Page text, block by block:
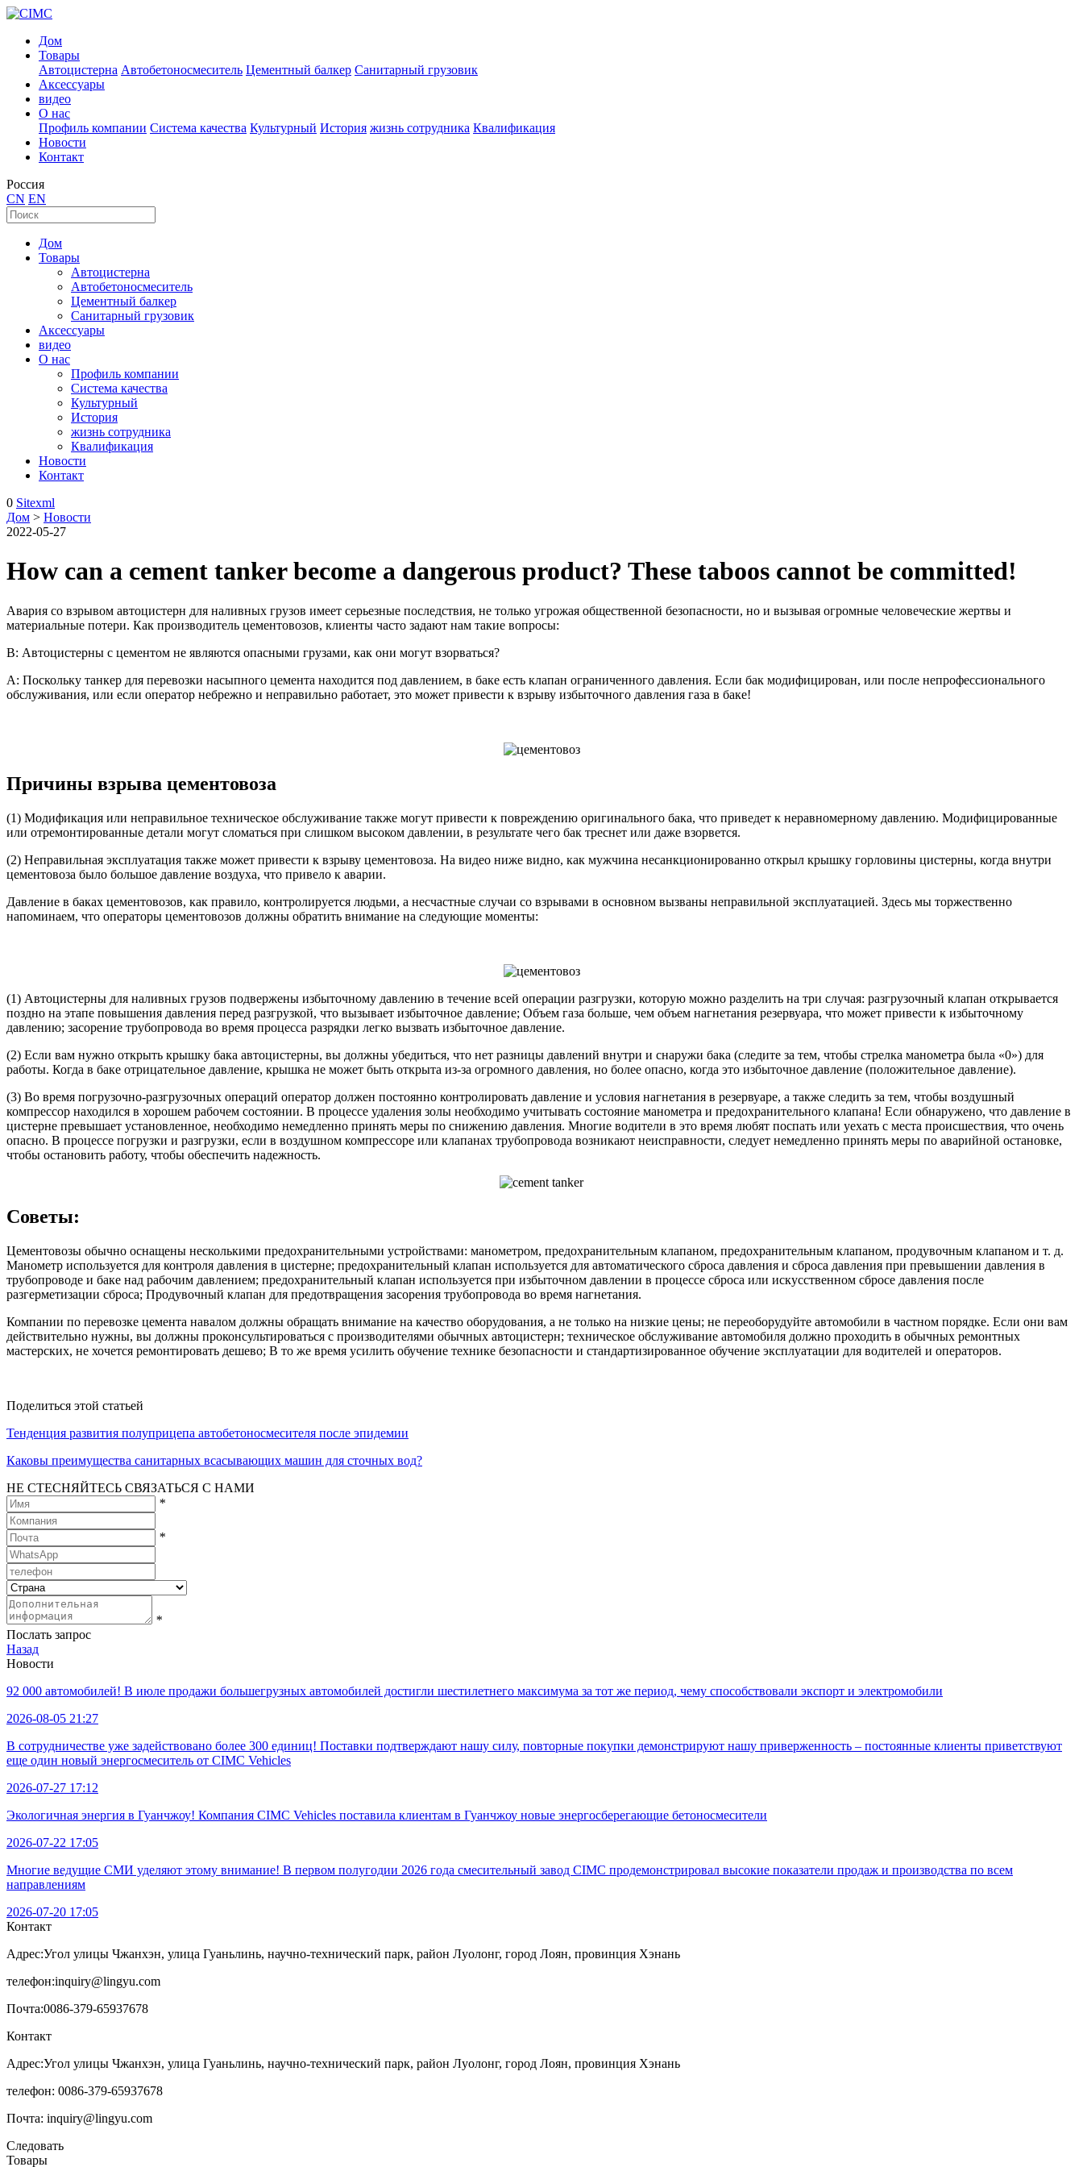
Дом
Товары
Автоцистерна Автобетоносмеситель Цементный балкер Санитарный грузовик
Аксессуары
видео
О нас
Профиль компании Система качества Культурный История жизнь сотрудника Квалификация
Новости
Контакт
Россия
CN EN
Дом
Товары
Автоцистерна
Автобетоносмеситель
Цементный балкер
Санитарный грузовик
Аксессуары
видео
О нас
Профиль компании
Система качества
Культурный
История
жизнь сотрудника
Квалификация
Новости
Контакт
0 Sitexml
Дом > Новости
2022-05-27
How can a cement tanker become a dangerous product? These taboos cannot be committed!
Авария со взрывом автоцистерн для наливных грузов имеет серьезные последствия, не только угрожая общественной безопасности, но и вызывая огромные человеческие жертвы и
материальные потери. Как производитель цементовозов, клиенты часто задают нам такие вопросы:
В: Автоцистерны с цементом не являются опасными грузами, как они могут взорваться?
A: Поскольку танкер для перевозки насыпного цемента находится под давлением, в баке есть клапан ограниченного давления. Если бак модифицирован, или после непрофессионального
обслуживания, или если оператор небрежно и неправильно работает, это может привести к взрыву избыточного давления газа в баке!
Причины взрыва цементовоза
(1) Модификация или неправильное техническое обслуживание также могут привести к повреждению оригинального бака, что приведет к неравномерному давлению. Модифицированные
или отремонтированные детали могут сломаться при слишком высоком давлении, в результате чего бак треснет или даже взорвется.
(2) Неправильная эксплуатация также может привести к взрыву цементовоза. На видео ниже видно, как мужчина несанкционированно открыл крышку горловины цистерны, когда внутри
цементовоза было большое давление воздуха, что привело к аварии.
Давление в баках цементовозов, как правило, контролируется людьми, а несчастные случаи со взрывами в основном вызваны неправильной эксплуатацией. Здесь мы торжественно
напоминаем, что операторы цементовозов должны обратить внимание на следующие моменты:
(1) Автоцистерны для наливных грузов подвержены избыточному давлению в течение всей операции разгрузки, которую можно разделить на три случая: разгрузочный клапан открывается
поздно на этапе повышения давления перед разгрузкой, что вызывает избыточное давление; Объем газа больше, чем объем нагнетания резервуара, что может привести к избыточному
давлению; засорение трубопровода во время процесса разрядки легко вызвать избыточное давление.
(2) Если вам нужно открыть крышку бака автоцистерны, вы должны убедиться, что нет разницы давлений внутри и снаружи бака (следите за тем, чтобы стрелка манометра была «0») для
работы. Когда в баке отрицательное давление, крышка не может быть открыта из-за огромного давления, но более опасно, когда это избыточное давление (положительное давление).
(3) Во время погрузочно-разгрузочных операций оператор должен постоянно контролировать давление и условия нагнетания в резервуаре, а также следить за тем, чтобы воздушный
компрессор находился в хорошем рабочем состоянии. В процессе удаления золы необходимо учитывать состояние манометра и предохранительного клапана! Если обнаружено, что давление в
цистерне превышает установленное, необходимо немедленно принять меры по снижению давления. Многие водители в это время любят поспать или уехать с места происшествия, что очень
опасно. В процессе погрузки и разгрузки, если в воздушном компрессоре или клапанах трубопровода возникают неисправности, следует немедленно принять меры по аварийной остановке,
чтобы остановить работу, чтобы обеспечить надежность.
Советы:
Цементовозы обычно оснащены несколькими предохранительными устройствами: манометром, предохранительным клапаном, предохранительным клапаном, продувочным клапаном и т. д.
Манометр используется для контроля давления в цистерне; предохранительный клапан используется для автоматического сброса давления и сброса давления при превышении давления в
трубопроводе и баке над рабочим давлением; предохранительный клапан используется при избыточном давлении в процессе сброса или искусственном сбросе давления после
разгерметизации сброса; Продувочный клапан для предотвращения засорения трубопровода во время нагнетания.
Компании по перевозке цемента навалом должны обращать внимание на качество оборудования, а не только на низкие цены; не переоборудуйте автомобили в частном порядке. Если они вам
действительно нужны, вы должны проконсультироваться с производителями обычных автоцистерн; техническое обслуживание автомобиля должно проходить в обычных ремонтных
мастерских, не хочется ремонтировать дешево; В то же время усилить обучение технике безопасности и стандартизированное обучение эксплуатации для водителей и операторов.
Поделиться этой статьей
Тенденция развития полуприцепа автобетоносмесителя после эпидемии
Каковы преимущества санитарных всасывающих машин для сточных вод?
НЕ СТЕСНЯЙТЕСЬ СВЯЗАТЬСЯ С НАМИ
*
*
*
Послать запрос
Назад
Новости
92 000 автомобилей! В июле продажи большегрузных автомобилей достигли шестилетнего максимума за тот же период, чему способствовали экспорт и электромобили
2026-08-05 21:27
В сотрудничестве уже задействовано более 300 единиц! Поставки подтверждают нашу силу, повторные покупки демонстрируют нашу приверженность – постоянные клиенты приветствуют
еще один новый энергосмеситель от CIMC Vehicles
2026-07-27 17:12
Экологичная энергия в Гуанчжоу! Компания CIMC Vehicles поставила клиентам в Гуанчжоу новые энергосберегающие бетоносмесители
2026-07-22 17:05
Многие ведущие СМИ уделяют этому внимание! В первом полугодии 2026 года смесительный завод CIMC продемонстрировал высокие показатели продаж и производства по всем
направлениям
2026-07-20 17:05
Контакт
Адрес:Угол улицы Чжанхэн, улица Гуаньлинь, научно-технический парк, район Луолонг, город Лоян, провинция Хэнань
телефон:inquiry@lingyu.com
Почта:0086-379-65937678
Контакт
Адрес:Угол улицы Чжанхэн, улица Гуаньлинь, научно-технический парк, район Луолонг, город Лоян, провинция Хэнань
телефон: 0086-379-65937678
Почта: inquiry@lingyu.com
Следовать
Товары